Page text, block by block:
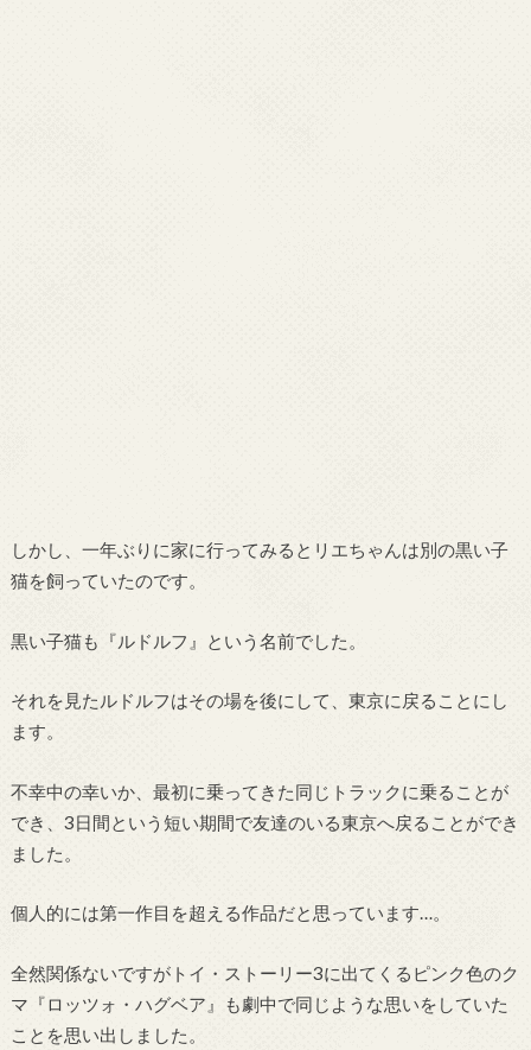
しかし、一年ぶりに家に行ってみるとリエちゃんは別の黒い子
猫を飼っていたのです。
黒い子猫も『ルドルフ』という名前でした。
それを見たルドルフはその場を後にして、東京に戻ることにし
ます。
不幸中の幸いか、最初に乗ってきた同じトラックに乗ることが
でき、3日間という短い期間で友達のいる東京へ戻ることができ
ました。
個人的には第一作目を超える作品だと思っています…。
全然関係ないですがトイ・ストーリー3に出てくるピンク色のク
マ『ロッツォ・ハグベア』も劇中で同じような思いをしていた
ことを思い出しました。